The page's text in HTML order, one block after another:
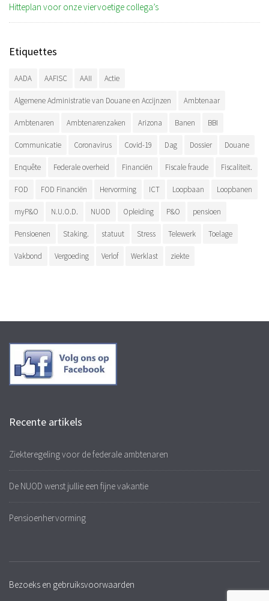
Hitteplan voor onze viervoetige collega’s
Etiquettes
AADA AAFISC AAII Actie
Algemene Administratie van Douane en Accijnzen Ambtenaar
Ambtenaren Ambtenarenzaken Arizona Banen BBI
Communicatie Coronavirus Covid-19 Dag Dossier Douane
Enquête Federale overheid Financiën Fiscale fraude Fiscaliteit.
FOD FOD Financiën Hervorming ICT Loopbaan Loopbanen
myP&O N.U.O.D. NUOD Opleiding P&O pensioen
Pensioenen Staking. statuut Stress Telewerk Toelage
Vakbond Vergoeding Verlof Werklast ziekte
Recente artikels
Ziekteregeling voor de federale ambtenaren
De NUOD wenst jullie een fijne vakantie
Pensioenhervorming
Bezoeks en gebruiksvoorwaarden